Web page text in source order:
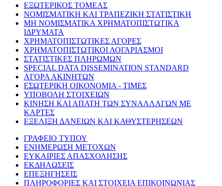
ΕΞΩΤΕΡΙΚΟΣ ΤΟΜΕΑΣ
ΝΟΜΙΣΜΑΤΙΚΗ ΚΑΙ ΤΡΑΠΕΖΙΚΗ ΣΤΑΤΙΣΤΙΚΗ
ΜΗ ΝΟΜΙΣΜΑΤΙΚΑ ΧΡΗΜΑΤΟΠΙΣΤΩΤΙΚΑ
ΙΔΡΥΜΑΤΑ
ΧΡΗΜΑΤΟΠΙΣΤΩΤΙΚΕΣ ΑΓΟΡΕΣ
ΧΡΗΜΑΤΟΠΙΣΤΩΤΙΚΟΙ ΛΟΓΑΡΙΑΣΜΟΙ
ΣΤΑΤΙΣΤΙΚΕΣ ΠΛΗΡΩΜΩΝ
SPECIAL DATA DISSEMINATION STANDARD
ΑΓΟΡΑ ΑΚΙΝΗΤΩΝ
ΕΣΩΤΕΡΙΚΗ ΟΙΚΟΝΟΜΙΑ - ΤΙΜΕΣ
ΥΠΟΒΟΛΗ ΣΤΟΙΧΕΙΩΝ
ΚΙΝΗΣΗ ΚΑΙ ΑΠΑΤΗ ΤΩΝ ΣΥΝΑΛΛΑΓΩΝ ΜΕ
ΚΑΡΤΕΣ
ΕΞΕΛΙΞΗ ΔΑΝΕΙΩΝ ΚΑΙ ΚΑΘΥΣΤΕΡΗΣΕΩΝ
ΓΡΑΦΕΙΟ ΤΥΠΟΥ
ΕΝΗΜΕΡΩΣΗ ΜΕΤΟΧΩΝ
ΕΥΚΑΙΡΙΕΣ ΑΠΑΣΧΟΛΗΣΗΣ
ΕΚΔΗΛΩΣΕΙΣ
ΕΠΕΞΗΓΗΣΕΙΣ
ΠΛΗΡΟΦΟΡΙΕΣ ΚΑΙ ΣΤΟΙΧΕΙΑ ΕΠΙΚΟΙΝΩΝΙΑΣ